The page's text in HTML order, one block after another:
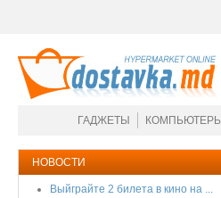
ГАДЖЕТЫ
НОВОСТИ
Выйграйте 2 билета в кино на ...